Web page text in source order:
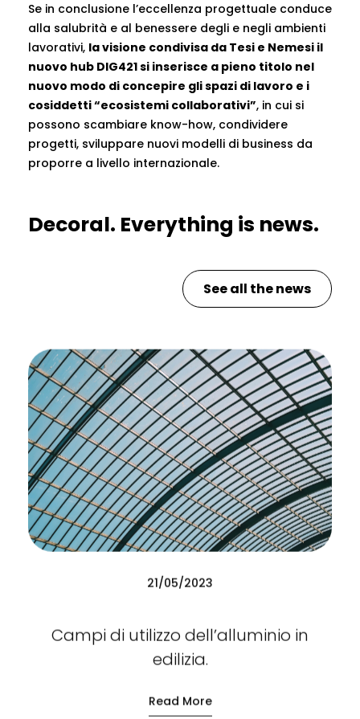
Se in conclusione l’eccellenza progettuale conduce
alla salubrità e al benessere degli e negli ambienti
lavorativi, la visione condivisa da Tesi e Nemesi il
nuovo hub DIG421 si inserisce a pieno titolo nel
nuovo modo di concepire gli spazi di lavoro e i
cosiddetti “ecosistemi collaborativi”, in cui si
possono scambiare know-how, condividere
progetti, sviluppare nuovi modelli di business da
proporre a livello internazionale.
Decoral. Everything is news.
See all the news
21/05/2023
Campi di utilizzo dell’alluminio in
edilizia.
Read More